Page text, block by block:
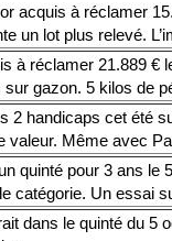
acquis à réclamer
un lot plus relevé.
à réclamer 21.889 €
sur gazon. 5 kilos de
2 handicaps cet été
valeur. Même avec
quinté pour 3 ans le
catégorie. Un essai
dans le quinté du 5